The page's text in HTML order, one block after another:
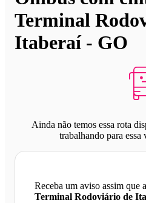
Terminal
Itaberaí - GO
Ainda não temos essa rota
trabalhando para
Receba um aviso assim que
Terminal Rodoviário de